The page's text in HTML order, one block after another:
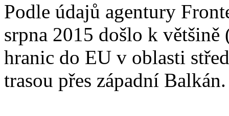
Podle údajů agentury
srpna 2015 došlo k
hranic do EU v oblasti
trasou přes západní Balkán.